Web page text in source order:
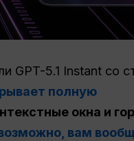
GPT-5.1 Instant со
полную
окна и
вам